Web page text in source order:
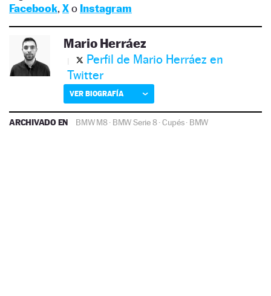
Facebook, Xo Instagram
Mario Herráez
Perfil de Mario Herráez en
Twitter
VER BIOGRAFÍA
ARCHIVADO EN BMW M8· BMW Serie 8·Cupés· BMW